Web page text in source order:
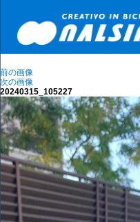
前の画像
次の画像
20240315_105227